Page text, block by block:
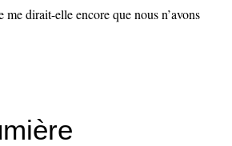
dirait-elle encore que nous n’avons